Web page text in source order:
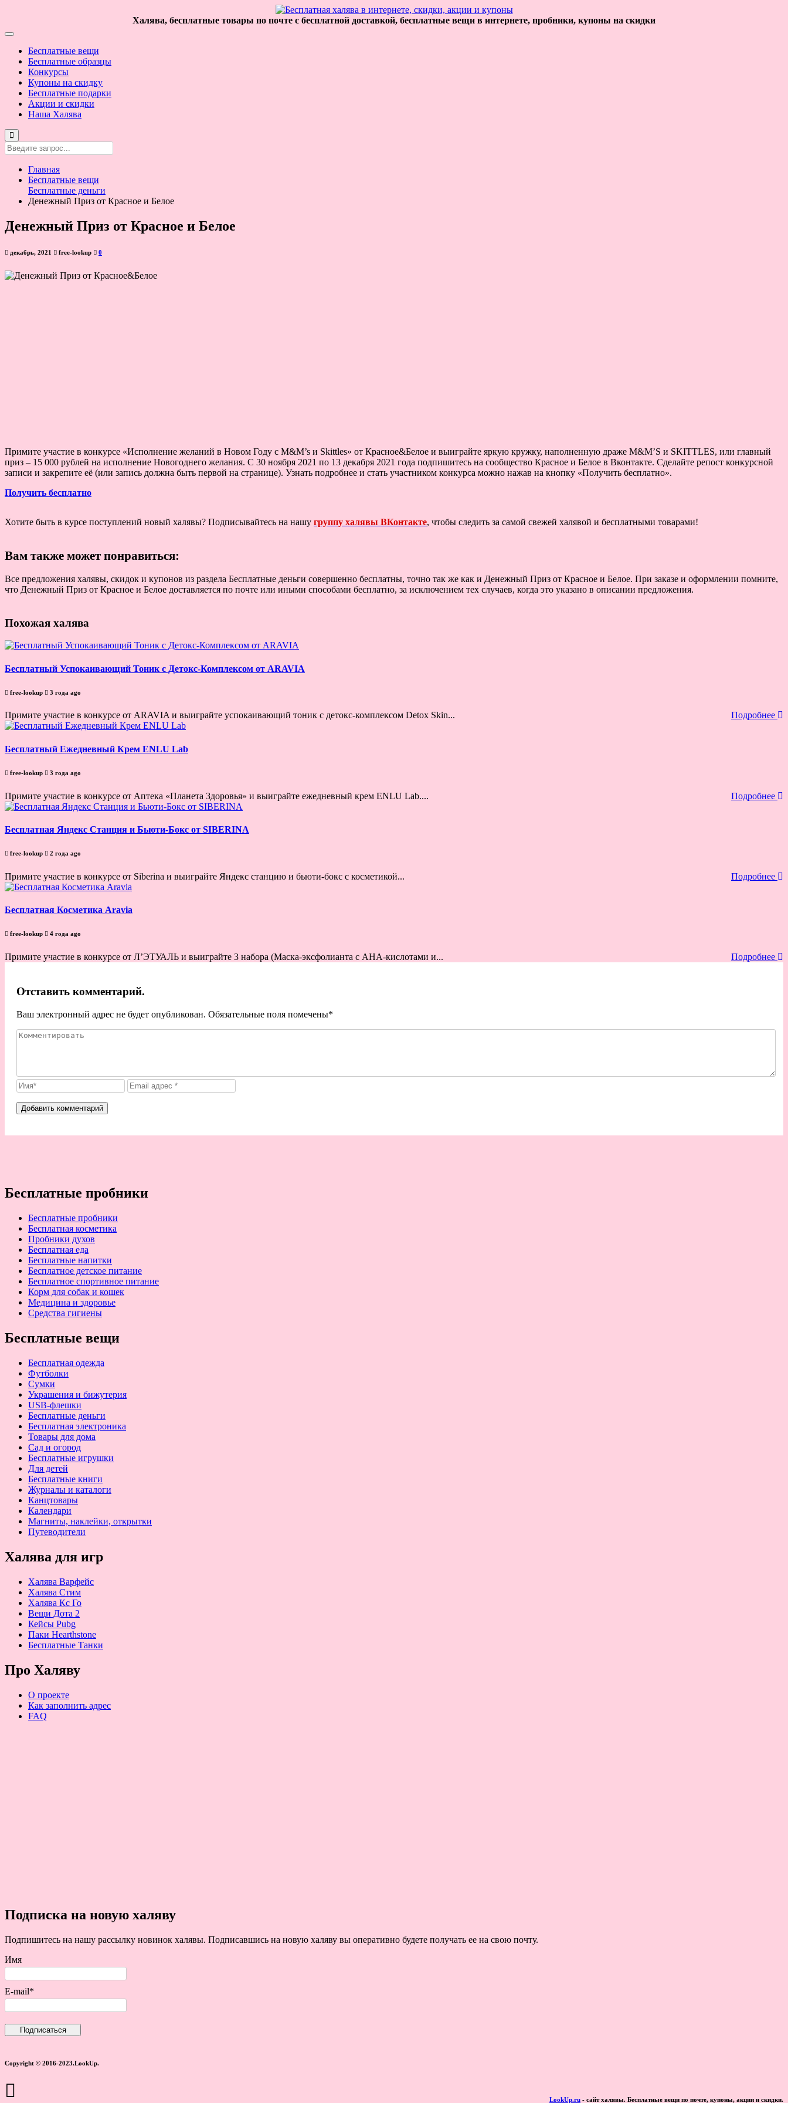
Халява, бесплатные товары по почте с бесплатной доставкой, бесплатные вещи в интернете, пробники, купоны на скидки
Бесплатные вещи
Бесплатные образцы
Конкурсы
Купоны на скидку
Бесплатные подарки
Акции и скидки
Наша Халява
Главная
Бесплатные вещи
Бесплатные деньги
Денежный Приз от Красное и Белое
Денежный Приз от Красное и Белое
декабрь, 2021 free-lookup 0
Примите участие в конкурсе «Исполнение желаний в Новом Году с M&M’s и Skittles» от Красное&Белое и выиграйте яркую кружку, наполненную драже M&M’S и SKITTLES, или главный
приз – 15 000 рублей на исполнение Новогоднего желания. С 30 ноября 2021 по 13 декабря 2021 года подпишитесь на сообщество Красное и Белое в Вконтакте. Сделайте репост конкурсной
записи и закрепите её (или запись должна быть первой на странице). Узнать подробнее и стать участником конкурса можно нажав на кнопку «Получить бесплатно».
Получить бесплатно
Хотите быть в курсе поступлений новый халявы? Подписывайтесь на нашу группу халявы ВКонтакте, чтобы следить за самой свежей халявой и бесплатными товарами!
Вам также может понравиться:
Все предложения халявы, скидок и купонов из раздела Бесплатные деньги совершенно бесплатны, точно так же как и Денежный Приз от Красное и Белое. При заказе и оформлении помните,
что Денежный Приз от Красное и Белое доставляется по почте или иными способами бесплатно, за исключением тех случаев, когда это указано в описании предложения.
Похожая халява
Бесплатный Успокаивающий Тоник с Детокс-Комплексом от ARAVIA
free-lookup 3 года ago
Примите участие в конкурсе от ARAVIA и выиграйте успокаивающий тоник с детокс-комплексом Detox Skin... Подробнее
Бесплатный Ежедневный Крем ENLU Lab
free-lookup 3 года ago
Примите участие в конкурсе от Аптека «Планета Здоровья» и выиграйте ежедневный крем ENLU Lab.... Подробнее
Бесплатная Яндекс Станция и Бьюти-Бокс от SIBERINA
free-lookup 2 года ago
Примите участие в конкурсе от Siberina и выиграйте Яндекс станцию и бьюти-бокс с косметикой... Подробнее
Бесплатная Косметика Aravia
free-lookup 4 года ago
Примите участие в конкурсе от Л’ЭТУАЛЬ и выиграйте 3 набора (Маска-эксфолианта с AHA-кислотами и... Подробнее
Отставить комментарий.
Ваш электронный адрес не будет опубликован. Обязательные поля помечены*
Бесплатные пробники
Бесплатные пробники
Бесплатная косметика
Пробники духов
Бесплатная еда
Бесплатные напитки
Бесплатное детское питание
Бесплатное спортивное питание
Корм для собак и кошек
Медицина и здоровье
Средства гигиены
Бесплатные вещи
Бесплатная одежда
Футболки
Сумки
Украшения и бижутерия
USB-флешки
Бесплатные деньги
Бесплатная электроника
Товары для дома
Сад и огород
Бесплатные игрушки
Для детей
Бесплатные книги
Журналы и каталоги
Канцтовары
Календари
Магниты, наклейки, открытки
Путеводители
Халява для игр
Халява Варфейс
Халява Стим
Халява Кс Го
Вещи Дота 2
Кейсы Pubg
Паки Hearthstone
Бесплатные Танки
Про Халяву
О проекте
Как заполнить адрес
FAQ
Подписка на новую халяву
Подпишитесь на нашу рассылку новинок халявы. Подписавшись на новую халяву вы оперативно будете получать ее на свою почту.
Имя
E-mail*
Copyright © 2016-2023.LookUp.
LookUp.ru - сайт халявы. Бесплатные вещи по почте, купоны, акции и скидки.